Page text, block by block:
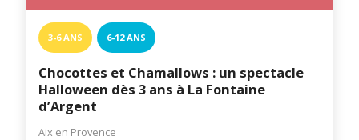
3-6 ANS 6-12 ANS
Chocottes et Chamallows : un spectacle
Halloween dès 3 ans à La Fontaine
d’Argent
Aix en Provence